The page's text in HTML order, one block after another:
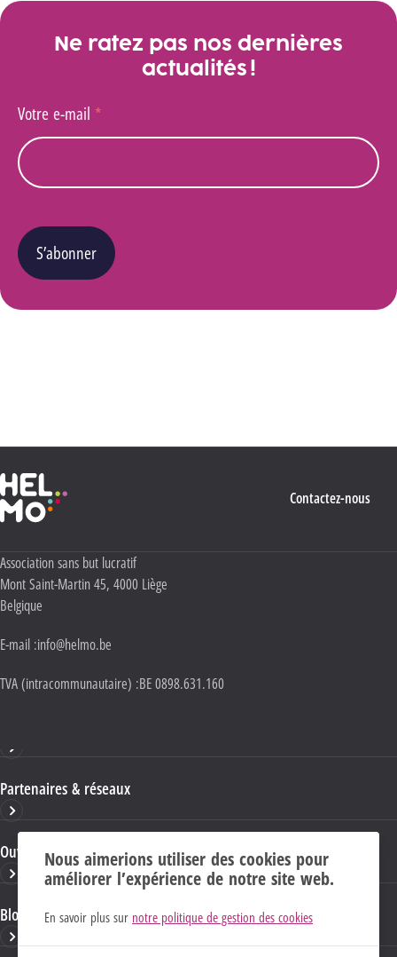
Ne ratez pas nos dernières
actualités !
Votre e-mail *
S’abonner
Haute École Libre Mosane
Contactez-nous
Adresse :
Association sans but lucratif
Mont Saint-Martin 45, 4000 Liège
Belgique
E-mail :info@helmo.be
TVA (intracommunautaire) :BE 0898.631.160
Partenaires & réseaux
Ouvrages & publications
Blogs & sites HELMo
Nous aimerions utiliser des cookies pour
améliorer l’expérience de notre site web.
En savoir plus sur notre politique de gestion des cookies